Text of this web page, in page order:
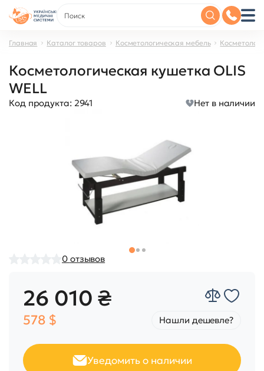
Главная Каталог товаров Косметологическая мебель
Косметологическая кушетка OLIS
WELL
Код продукта: 2941 Нет в наличии
0 отзывов
26 010 ₴
578 $ Нашли дешевле?
Уведомить о наличии